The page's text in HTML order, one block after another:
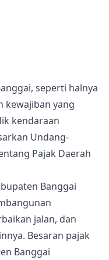
seperti halnya
kewajiban yang
kendaraan
Undang-
Pajak Daerah
Banggai
jalan, dan
Besaran pajak
Banggai